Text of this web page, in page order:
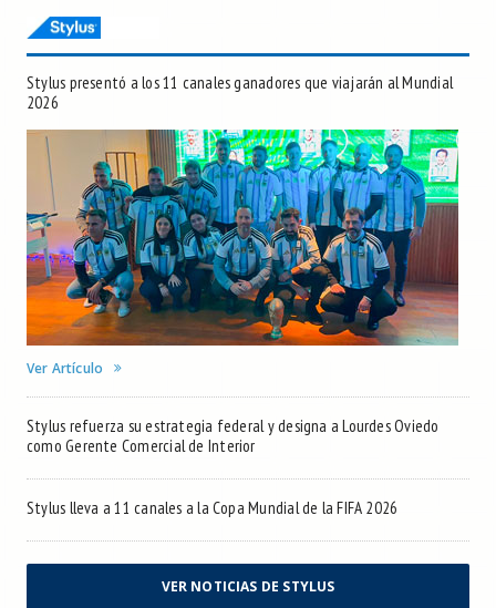
Stylus presentó a los 11 canales ganadores que viajarán al Mundial
2026
Ver Artículo
Stylus refuerza su estrategia federal y designa a Lourdes Oviedo
como Gerente Comercial de Interior
Stylus lleva a 11 canales a la Copa Mundial de la FIFA 2026
VER NOTICIAS DE STYLUS